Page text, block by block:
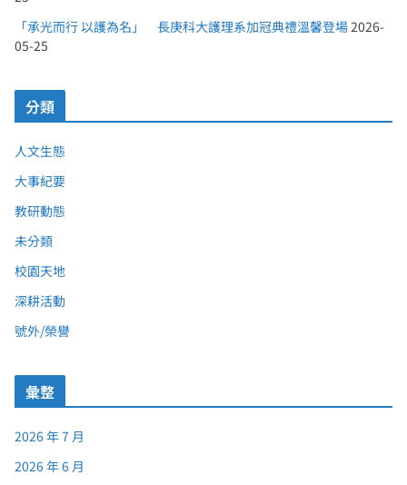
「承光而行 以護為名」 長庚科大護理系加冠典禮溫馨登場 2026-
05-25
分類
人文生態
大事紀要
教研動態
未分類
校園天地
深耕活動
號外/榮譽
彙整
2026 年 7 月
2026 年 6 月